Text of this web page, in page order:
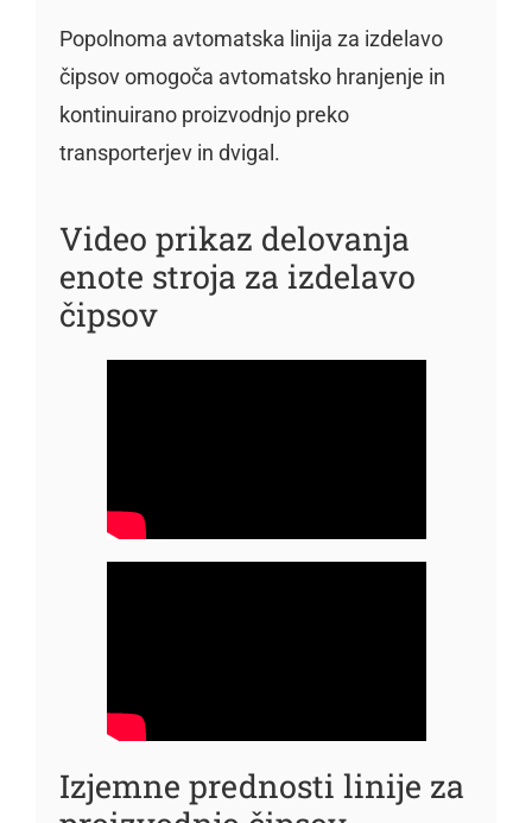
Popolnoma avtomatska linija za izdelavo
čipsov omogoča avtomatsko hranjenje in
kontinuirano proizvodnjo preko
transporterjev in dvigal.
Video prikaz delovanja
enote stroja za izdelavo
čipsov
Izjemne prednosti linije za